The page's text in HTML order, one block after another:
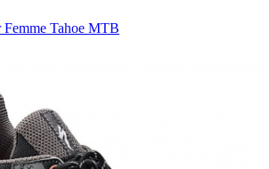
Femme Tahoe MTB